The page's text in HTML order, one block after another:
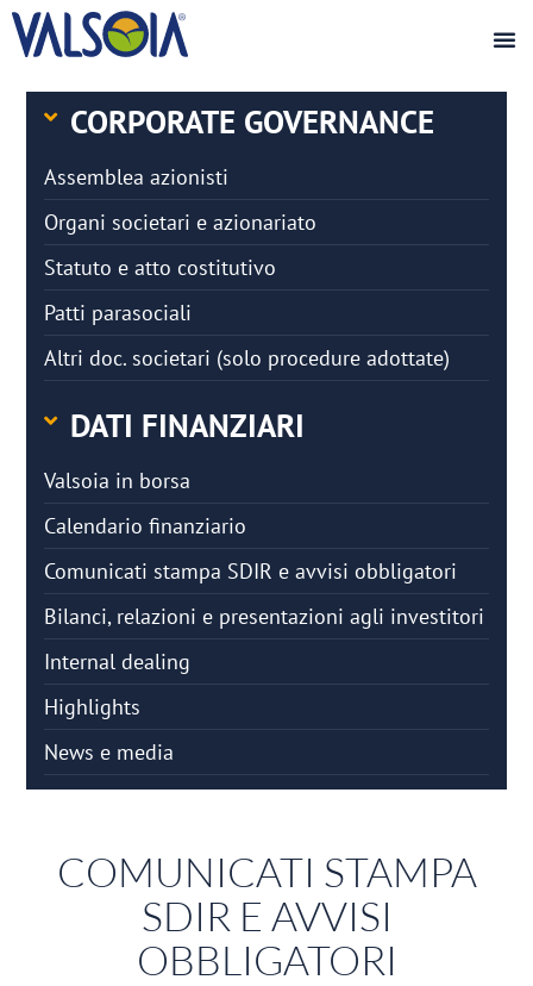
CORPORATE GOVERNANCE
Assemblea azionisti
Organi societari e azionariato
Statuto e atto costitutivo
Patti parasociali
Altri doc. societari (solo procedure adottate)
DATI FINANZIARI
Valsoia in borsa
Calendario finanziario
Comunicati stampa SDIR e avvisi obbligatori
Bilanci, relazioni e presentazioni agli investitori
Internal dealing
Highlights
News e media
COMUNICATI STAMPA
SDIR E AVVISI
OBBLIGATORI